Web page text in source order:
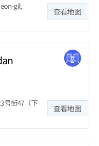
gil,
查看地图
号街47（下
查看地图